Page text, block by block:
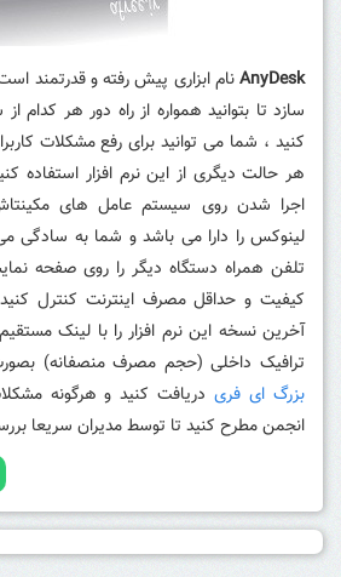
AnyDeskنام ابزاری پیش رفته و قدرتمند
سازد تا بتوانید همواره از راه دور هر کدام
کنید ، شما می توانید برای رفع مشکلات
هر حالت دیگری از این نرم افزار استفاده
اجرا شدن روی سیستم عامل های
لینوکس را دارا می باشد و شما به سادگی
تلفن همراه دستگاه دیگر را روی صفحه
کیفیت و حداقل مصرف اینترنت کنترل
آخرین نسخه این نرم افزار را با لینک
ترافیک داخلی (حجم مصرف منصفانه) بصورت
بزرگ ای فریدریافت کنید و هرگونه
انجمن مطرح کنید تا توسط مدیران سریعا